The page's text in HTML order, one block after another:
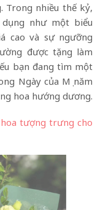
Trong nhiều thế kỷ,
như một biểu
cao và sự ngưỡng
được tặng làm
bạn đang tìm một
Ngày của Mẹ năm
hoa hướng dương.
tượng trưng cho